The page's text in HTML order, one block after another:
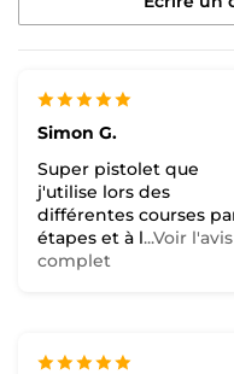
Simon G.
Super pistolet que
j'utilise lors des
différentes courses
étapes et à l...Voir l'avis
complet